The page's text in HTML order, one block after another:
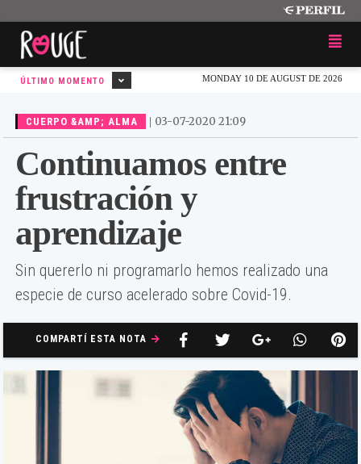
MONDAY 10 DE AUGUST DE 2026
ÚLTIMO MOMENTO
CUERPO &AMP; ALMA | 03-07-2020 21:09
Continuamos entre
frustración y
aprendizaje
Sin quererlo ni programarlo hemos realizado una
especie de curso acelerado sobre Covid-19.
COMPARTÍ ESTA NOTA